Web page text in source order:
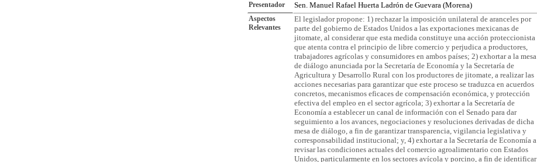
Presentador Sen. Manuel Rafael Huerta Ladrón de Guevara (Morena)
Aspectos
Relevantes
El legislador propone: 1) rechazar la imposición unilateral de aranceles por
parte del gobierno de Estados Unidos a las exportaciones mexicanas de
jitomate, al considerar que esta medida constituye una acción proteccionista
que atenta contra el principio de libre comercio y perjudica a productores,
trabajadores agrícolas y consumidores en ambos países; 2) exhortar a la mesa
de diálogo anunciada por la Secretaría de Economía y la Secretaría de
Agricultura y Desarrollo Rural con los productores de jitomate, a realizar las
acciones necesarias para garantizar que este proceso se traduzca en acuerdos
concretos, mecanismos eficaces de compensación económica, y protección
efectiva del empleo en el sector agrícola; 3) exhortar a la Secretaría de
Economía a establecer un canal de información con el Senado para dar
seguimiento a los avances, negociaciones y resoluciones derivadas de dicha
mesa de diálogo, a fin de garantizar transparencia, vigilancia legislativa y
corresponsabilidad institucional; y, 4) exhortar a la Secretaría de Economía a
revisar las condiciones actuales del comercio agroalimentario con Estados
Unidos, particularmente en los sectores avícola y porcino, a fin de identificar